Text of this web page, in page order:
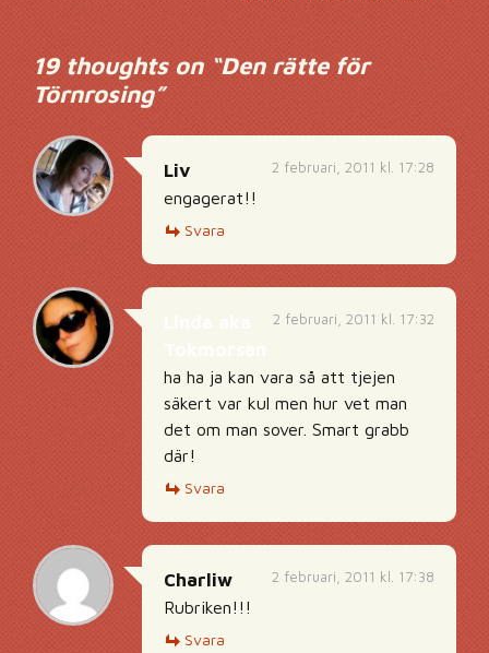
19 thoughts on “Den rätte för
Törnrosing”
2 februari, 2011 kl. 17:28
Liv
engagerat!!
Svara
2 februari, 2011 kl. 17:32
ha ha ja kan vara så att tjejen
säkert var kul men hur vet man
det om man sover. Smart grabb
där!
Svara
2 februari, 2011 kl. 17:38
Charliw
Rubriken!!!
Svara